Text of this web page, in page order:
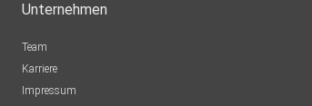
Unternehmen
Team
Karriere
Impressum